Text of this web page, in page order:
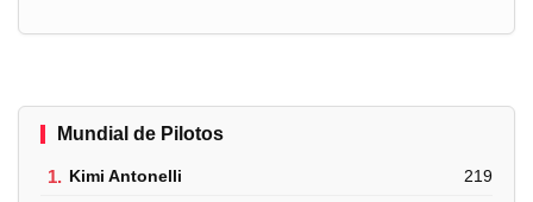
Mundial de Pilotos
1. Kimi Antonelli 219